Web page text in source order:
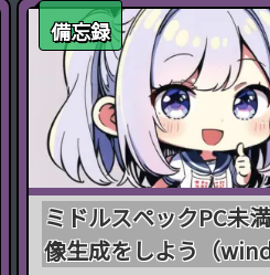
備忘録
ミドルスペックPC未
像生成をしよう（